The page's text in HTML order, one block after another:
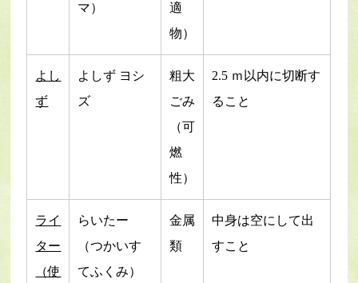
マ）
適
物）
よし
ず
よしず ヨシ
ズ
粗大
ごみ
（可
燃
性）
2.5 ｍ以内に切断す
ること
ライ
ター
（使
らいたー
（つかいす
てふくみ）
金属
類
中身は空にして出
すこと